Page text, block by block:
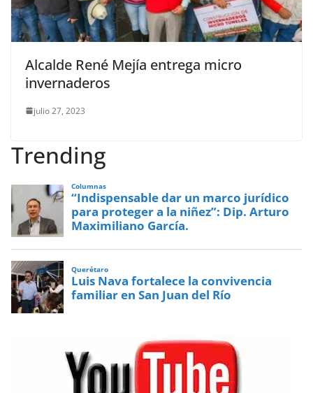
Alcalde René Mejía entrega micro
invernaderos
julio 27, 2023
Trending